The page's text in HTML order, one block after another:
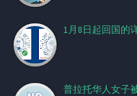
1月8日起回国的
普拉托华人女子